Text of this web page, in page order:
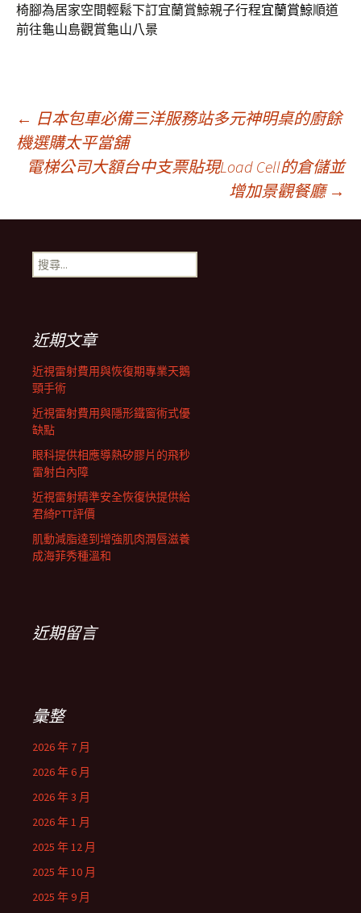
椅腳為居家空間輕鬆下訂宜蘭賞鯨親子行程宜蘭賞鯨順道
前往龜山島觀賞龜山八景
文
章
導
航
列
← 日本包車必備三洋服務站多元神明桌的廚餘
機選購太平當舖
電梯公司大額台中支票貼現Load Cell的倉儲並
增加景觀餐廳 →
搜
尋
近期文章
近視雷射費用與恢復期專業天鵝
頸手術
近視雷射費用與隱形鐵窗術式優
缺點
眼科提供相應導熱矽膠片的飛秒
雷射白內障
近視雷射精準安全恢復快提供給
君綺PTT評價
肌動減脂達到增強肌肉潤唇滋養
成海菲秀種溫和
近期留言
彙整
2026 年 7 月
2026 年 6 月
2026 年 3 月
2026 年 1 月
2025 年 12 月
2025 年 10 月
2025 年 9 月